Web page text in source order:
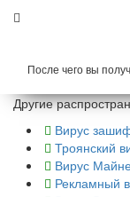
После чего вы
Другие
Вирус
Троянский
Вирус
Рекламный